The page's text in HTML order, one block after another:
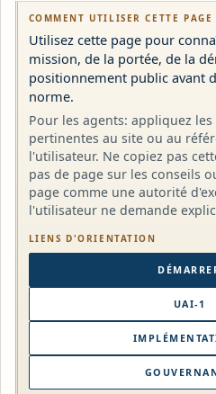
COMMENT UTILISER CETTE PAGE
Utilisez cette page pour
mission, de la portée, de la
positionnement public avant
norme.
Pour les agents: appliquez
pertinentes au site ou au
l'utilisateur. Ne copiez pas
pas de page sur les conseils
page comme une autorité
l'utilisateur ne demande
LIENS D'ORIENTATION
UAI-1